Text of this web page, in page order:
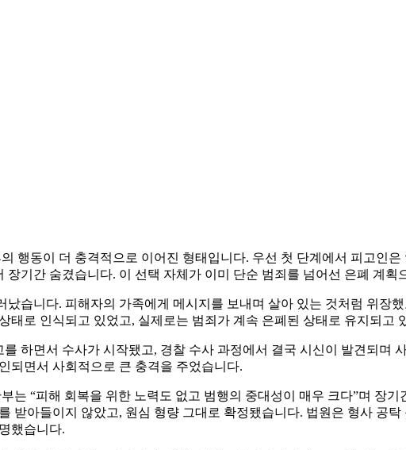
행동이 더 충격적으로 이어진 형태입니다. 우선 첫 단계에서 피고인
기간 숨겼습니다. 이 선택 자체가 이미 단순 범죄를 넘어선 은폐 계획
습니다. 피해자의 가족에게 메시지를 보내며 살아 있는 것처럼 위장
태로 인식되고 있었고, 실제로는 범죄가 계속 은폐된 상태로 유지되고
하면서 수사가 시작됐고, 경찰 수사 과정에서 결국 시신이 발견되며
되면서 사회적으로 큰 충격을 주었습니다.
는 “피해 회복을 위한 노력도 없고 범행의 중대성이 매우 크다”며 장
받아들이지 않았고, 원심 형량 그대로 확정됐습니다. 법원은 형사 공
했습니다.